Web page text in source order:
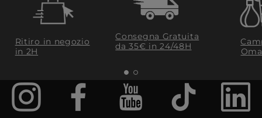
Ritiro in negozio
in 2H
Consegna Gratuita
da 35€​ in 24/48H